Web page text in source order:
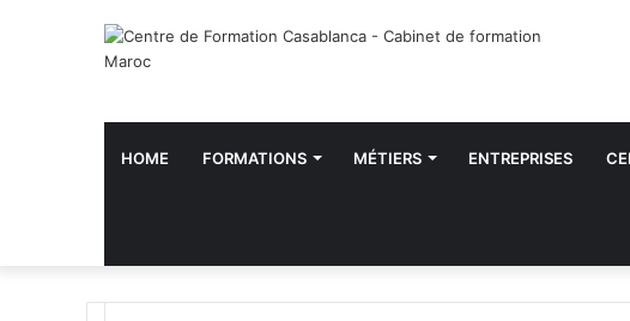
HOME FORMATIONS MÉTIERS ENTREPRISES